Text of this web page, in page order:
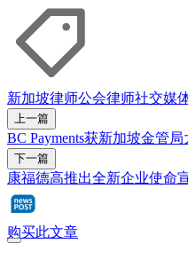
新加坡律师公会律师社交媒
上一篇
BC Payments获新加坡金管
下一篇
康福德高推出全新企业使命
购买此文章